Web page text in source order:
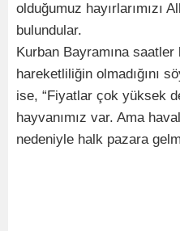
olduğumuz hayırlarımızı
bulundular.
Kurban Bayramına
hareketliliğin olmadığını
ise, “Fiyatlar çok yüksek
hayvanımız var. Ama
nedeniyle halk pazara